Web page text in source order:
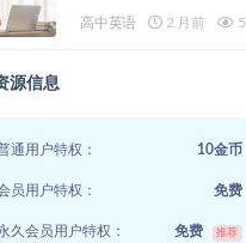
高中英语 2 月前 5
源信息
通用户特权： 10金币
员用户特权： 免费
久会员用户特权： 免费 推荐